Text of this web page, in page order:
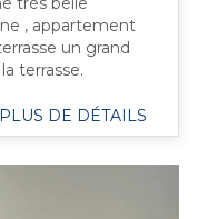
, appartement
un grand
terrasse.
PLUS DE DÉTAILS